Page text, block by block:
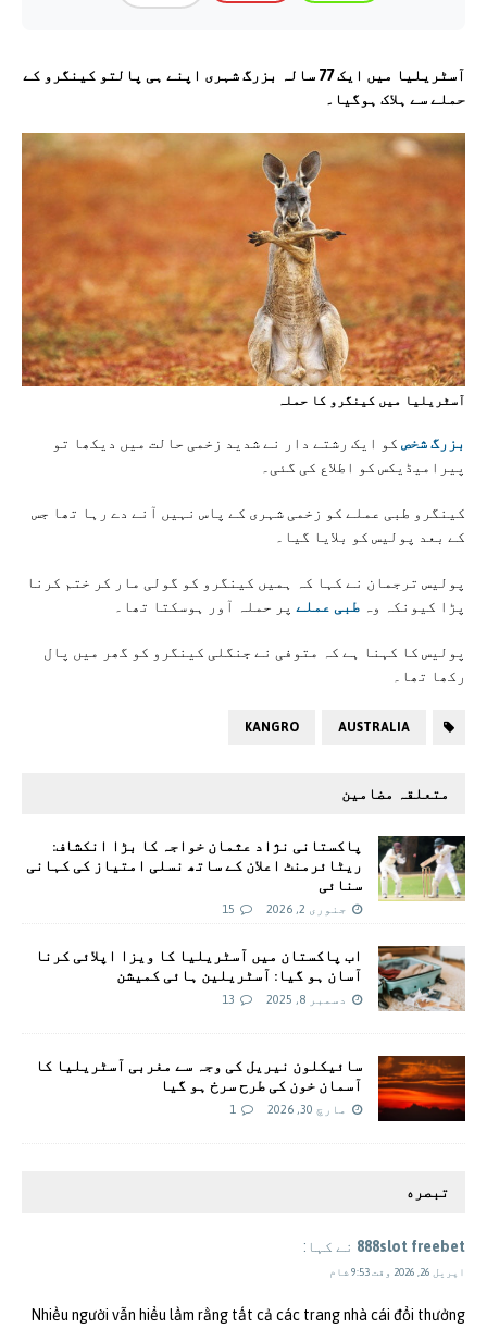
آسٹریلیا میں ایک 77 سالہ بزرگ شہری اپنے ہی پالتو کینگرو کے
حملے سے ہلاک ہوگیا۔
آسٹریلیا ميں کينگرو کا حملہ
بزرگ شخص کو ایک رشتے دار نے شدید زخمی حالت میں دیکھا تو
پیرامیڈیکس کو اطلاع کی گئی۔
کینگرو طبی عملے کو زخمی شہری کے پاس نہیں آنے دے رہا تھا جس
کے بعد پولیس کو بلایا گیا۔
پولیس ترجمان نے کہا کہ ہمیں کینگرو کو گولی مار کر ختم کرنا
پڑا کیونکہ وہ
طبی عملے پر حملہ آور ہوسکتا تھا۔
پولیس کا کہنا ہے کہ متوفی نے جنگلی کینگرو کو گھر میں پال
رکھا تھا۔
AUSTRALIA
KANGRO
متعلقہ مضامین
پاکستانی نژاد عثمان خواجہ کا بڑا انکشاف:
ریٹائرمنٹ اعلان کے ساتھ نسلی امتیاز کی کہانی
سنائی
جنوری 2, 2026 15
اب پاکستان میں آسٹریلیا کا ویزا اپلائی کرنا
آسان ہو گیا: آسٹریلین ہائی کمیشن
دسمبر 8, 2025 13
سائیکلون نیریل کی وجہ سے مغربی آسٹریلیا کا
آسمان خون کی طرح سرخ ہو گیا
مارچ 30, 2026 1
تبصره
888slot freebet نے کہا:
اپریل 26, 2026 وقت 9:53 شام
Nhiều người vẫn hiểu lầm rằng tất cả các trang nhà cái đổi thưởng